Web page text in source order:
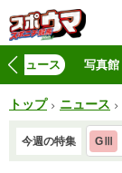
ニュース 写真館
トップ ニュース
今週の特集 GⅢ